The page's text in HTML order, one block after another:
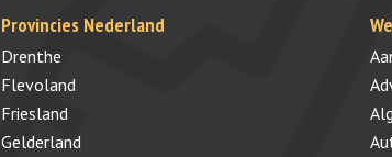
Provincies Nederland
Drenthe
Flevoland
Friesland
Gelderland